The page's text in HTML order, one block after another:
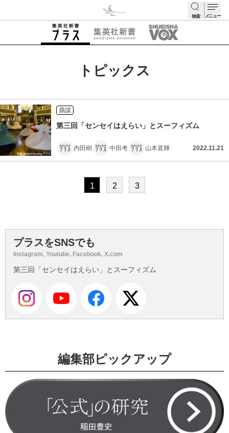
検索 メニュー
トピックス
鼎談
第三回「センセイはえらい」とスーフィズム
内田樹 中田考 山本直輝 2022.11.21
1 2 3
プラスをSNSでも
Instagram, Youtube, Facebook, X.com
第三回「センセイはえらい」とスーフィズム
編集部ピックアップ